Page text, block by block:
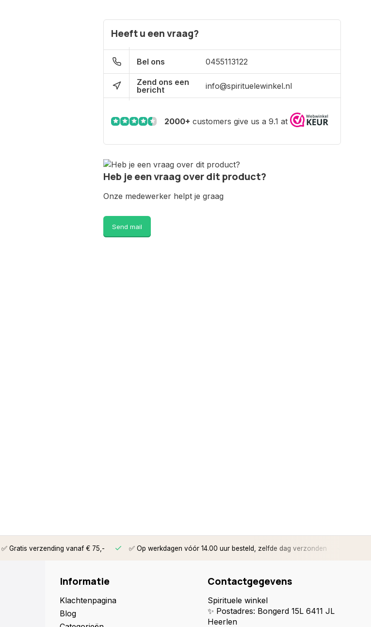
Heeft u een vraag?
Bel ons 0455113122
Zend ons een
bericht
info@spirituelewinkel.nl
2000+ customers give us a 9.1 at
Heb je een vraag over dit product?
Onze medewerker helpt je graag
Send mail
✅ Gratis verzending vanaf € 75,- ✅ Op werkdagen vóór 14.00 uur besteld, zelfde dag verzonden
Informatie
Klachtenpagina
Blog
Contactgegevens
Spirituele winkel
✨ Postadres: Bongerd 15L 6411 JL
Heerlen